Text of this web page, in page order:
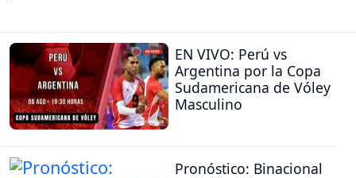
EN VIVO: Perú vs
Argentina por la Copa
Sudamericana de Vóley
Masculino
Pronóstico: Binacional